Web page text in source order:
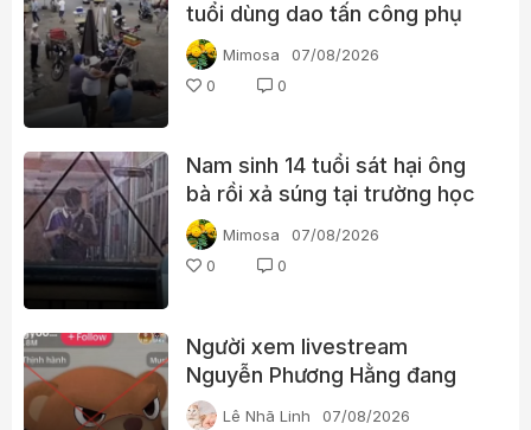
tuổi dùng dao tấn công phụ
nữ giữa chợ
Mimosa
07/08/2026
0
0
Nam sinh 14 tuổi sát hại ông
bà rồi xả súng tại trường học
Thái Lan
Mimosa
07/08/2026
0
0
Người xem livestream
Nguyễn Phương Hằng đang
tìm kiếm điều gì?
Lê Nhã Linh
07/08/2026